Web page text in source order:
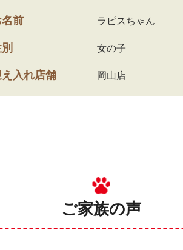
名前 ラピスちゃん
女の子
入れ店舗 岡山店
ご家族の声